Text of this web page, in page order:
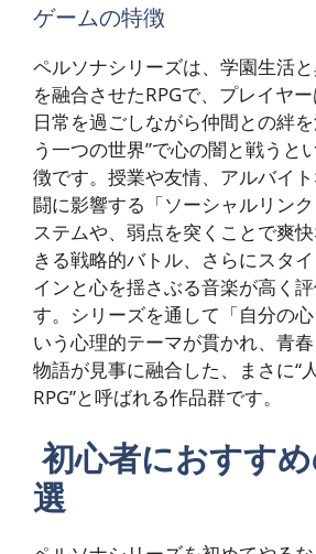
ゲームの特徴
ペルソナシリーズは、学園生活
を融合させたRPGで、プレイヤ
日常を過ごしながら仲間との絆
う一つの世界”で心の闇と戦うと
徴です。授業や友情、アルバイ
闘に影響する「ソーシャルリン
ステムや、弱点を突くことで爽
きる戦略的バトル、さらにスタ
インと心を揺さぶる音楽が高く
す。シリーズを通して「自分の
いう心理的テーマが貫かれ、青
物語が見事に融合した、まさに“
RPG”と呼ばれる作品群です。
初心者におすす
選